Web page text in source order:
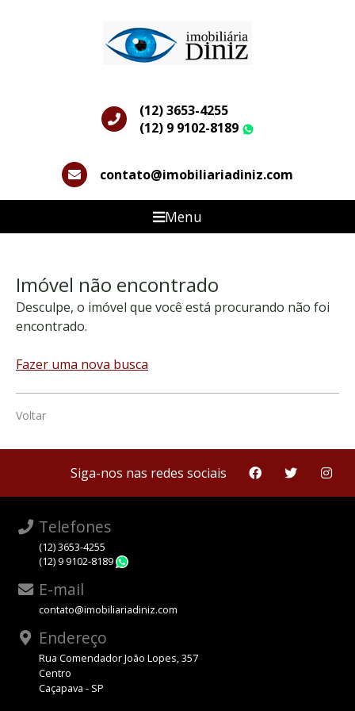
(12) 3653-4255
(12) 9 9102-8189
contato@imobiliariadiniz.com
Menu
Imóvel não encontrado
Desculpe, o imóvel que você está procurando não foi
encontrado.
Fazer uma nova busca
Voltar
Siga-nos nas redes sociais
Telefones
(12) 3653-4255
(12) 9 9102-8189
E-mail
contato@imobiliariadiniz.com
Endereço
Rua Comendador João Lopes, 357
Centro
Caçapava - SP